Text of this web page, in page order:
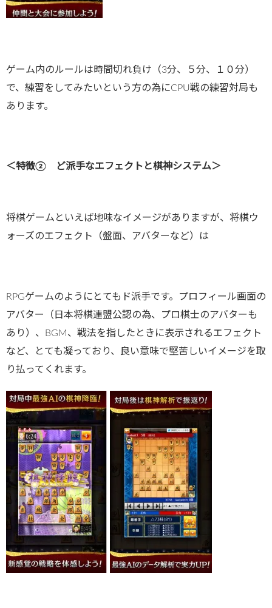
ゲーム内のルールは時間切れ負け（3分、５分、１０分）
で、練習をしてみたいという方の為にCPU戦の練習対局も
あります。
＜特徴② ど派手なエフェクトと棋神システム＞
将棋ゲームといえば地味なイメージがありますが、将棋ウ
ォーズのエフェクト（盤面、アバターなど）は
RPGゲームのようにとてもド派手です。プロフィール画面の
アバター（日本将棋連盟公認の為、プロ棋士のアバターも
あり）、BGM、戦法を指したときに表示されるエフェクト
など、とても凝っており、良い意味で堅苦しいイメージを取
り払ってくれます。